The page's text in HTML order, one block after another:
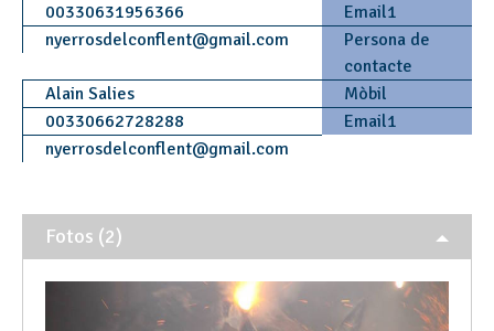
00330631956366
Email1
nyerrosdelconflent@gmail.com
Persona de
contacte
Alain Salies
Mòbil
00330662728288
Email1
nyerrosdelconflent@gmail.com
Fotos (2)